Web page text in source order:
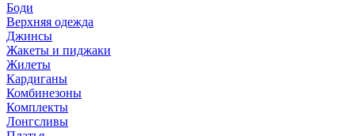
Боди
Верхняя одежда
Джинсы
Жакеты и пиджаки
Жилеты
Кардиганы
Комбинезоны
Комплекты
Лонгсливы